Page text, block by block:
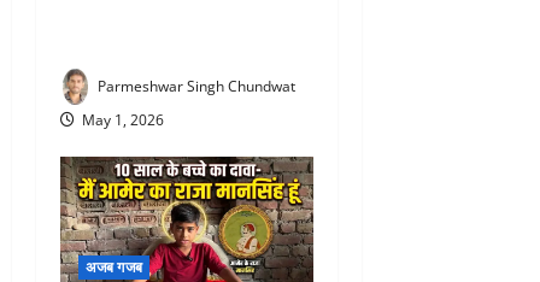
Parmeshwar Singh Chundwat
May 1, 2026
अजब गजब